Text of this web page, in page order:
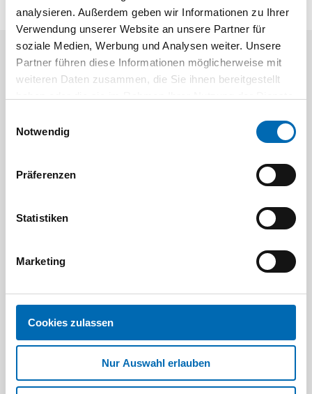
analysieren. Außerdem geben wir Informationen zu Ihrer
Verwendung unserer Website an unsere Partner für
soziale Medien, Werbung und Analysen weiter. Unsere
Partner führen diese Informationen möglicherweise mit
weiteren Daten zusammen, die Sie ihnen bereitgestellt
Notwendig
Präferenzen
Statistiken
Marketing
Cookies zulassen
Nur Auswahl erlauben
Aktuelle Angebote
SELFCLEAN Filtersack SC FIS-CT Bit-
Artikel-Nr.